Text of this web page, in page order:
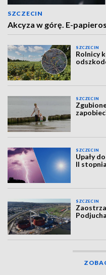
SZCZECIN
Akcyza w górę. E-
SZCZECIN
Rolnicy
SZCZECIN
SZCZECIN
Upały
II stopnia
SZCZECIN